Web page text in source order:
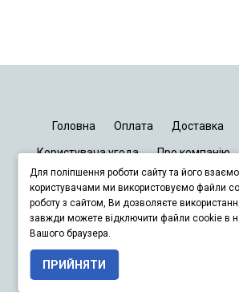
Головна Оплата Доставка
Користувача угода Про компанію
Київ Дніпро Запоріжжя
+380678833929
Для поліпшення роботи сайту та його
користувачами ми використовуємо файли
роботу з сайтом, Ви дозволяєте
завжди можете відключити файли cookie в
Вашого браузера.
ПРИЙНЯТИ